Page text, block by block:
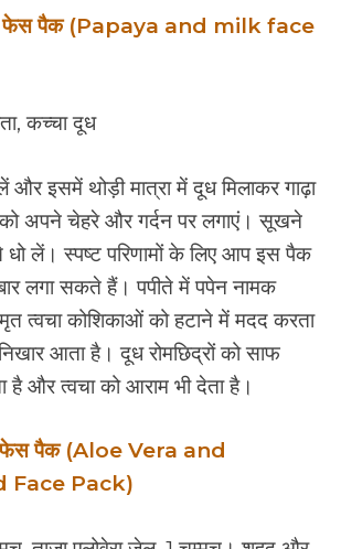
फेस पैक (Papaya and milk face
कच्चा दूध
इसमें थोड़ी मात्रा में दूध मिलाकर गाढ़ा
अपने चेहरे और गर्दन पर लगाएं। सूखने
धो लें। स्पष्ट परिणामों के लिए आप इस पैक
लगा सकते हैं। पपीते में पपेन नामक
मृत त्वचा कोशिकाओं को हटाने में मदद करता
आता है। दूध रोमछिद्रों को साफ
और त्वचा को आराम भी देता है।
फेस पैक (Aloe Vera and
Face Pack)